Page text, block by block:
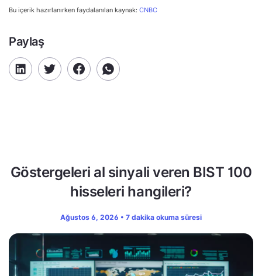
Bu içerik hazırlanırken faydalanılan kaynak: CNBC
Paylaş
Göstergeleri al sinyali veren BIST 100
hisseleri hangileri?
Ağustos 6, 2026 • 7 dakika okuma süresi